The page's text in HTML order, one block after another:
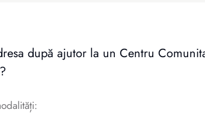
după ajutor la un Centru